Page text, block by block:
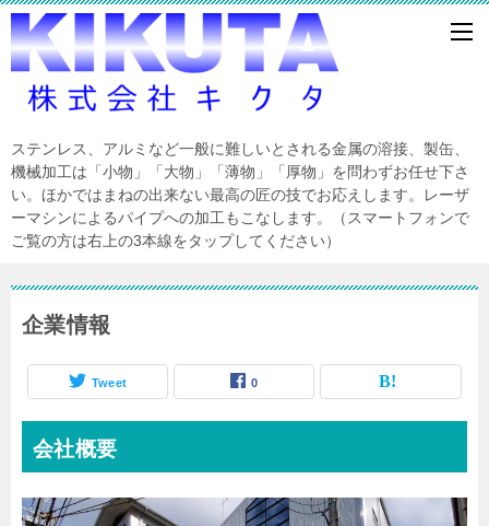
ステンレス、アルミなど一般に難しいとされる金属の溶接、製缶、
機械加工は「小物」「大物」「薄物」「厚物」を問わずお任せ下さ
い。ほかではまねの出来ない最高の匠の技でお応えします。レーザ
ーマシンによるパイプへの加工もこなします。（スマートフォンで
ご覧の方は右上の3本線をタップしてください）
企業情報
Tweet 0
会社概要